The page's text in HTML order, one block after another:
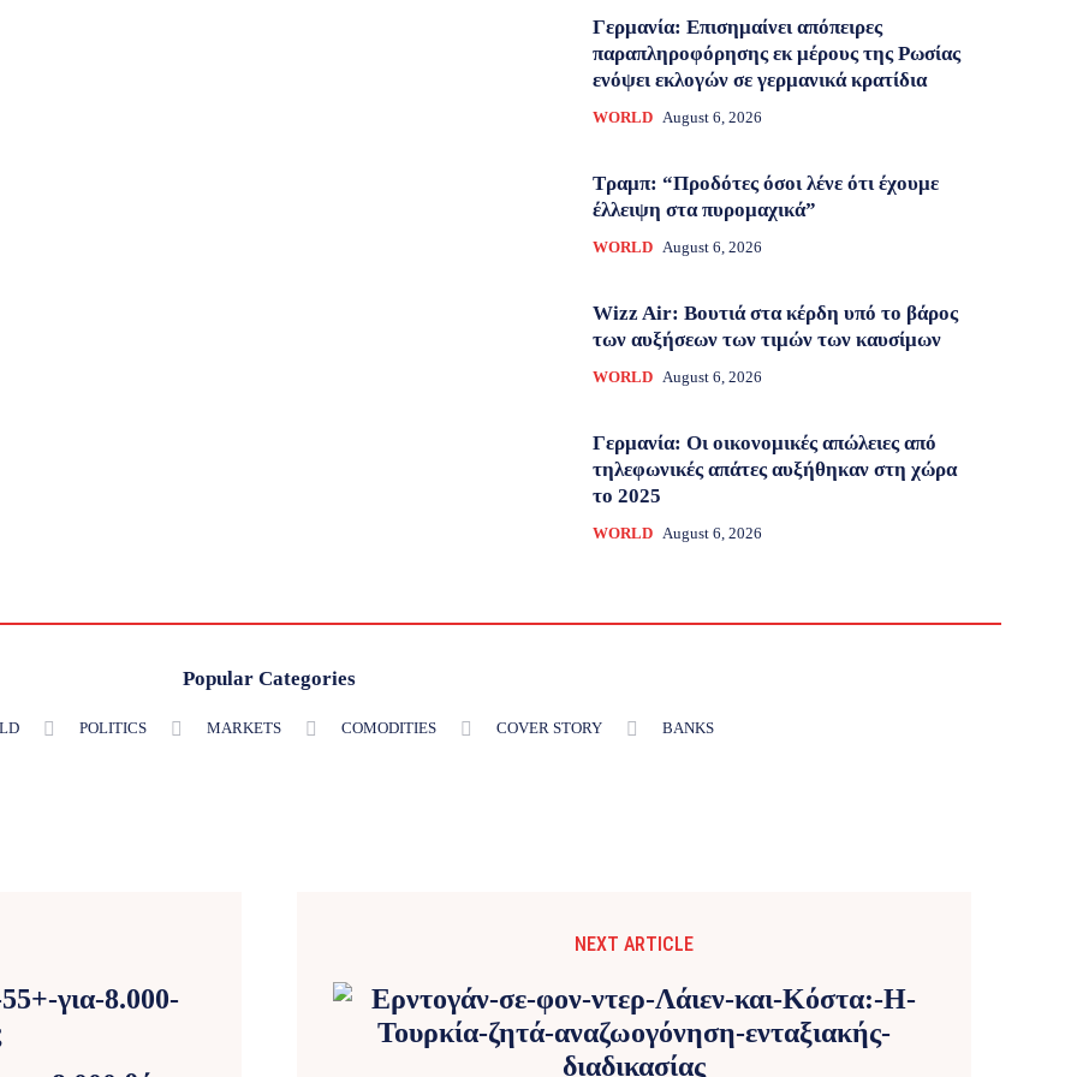
Γερμανία: Eπισημαίνει απόπειρες
παραπληροφόρησης εκ μέρους της Ρωσίας
ενόψει εκλογών σε γερμανικά κρατίδια
WORLD August 6, 2026
Τραμπ: “Προδότες όσοι λένε ότι έχουμε
έλλειψη στα πυρομαχικά”
WORLD August 6, 2026
Wizz Air: Βουτιά στα κέρδη υπό το βάρος
των αυξήσεων των τιμών των καυσίμων
WORLD August 6, 2026
Γερμανία: Οι οικονομικές απώλειες από
τηλεφωνικές απάτες αυξήθηκαν στη χώρα
το 2025
WORLD August 6, 2026
Popular Categories
POLITICS MARKETS COMODITIES COVER STORY BANKS
NEXT ARTICLE